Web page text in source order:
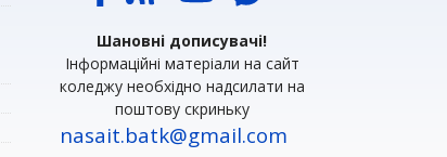
Шановні дописувачі!
Інформаційні матеріали на сайт
коледжу необхідно надсилати на
поштову скриньку
nasait.batk@gmail.com